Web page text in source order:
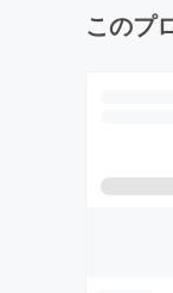
このプ